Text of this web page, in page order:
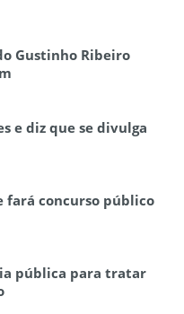
Gustinho Ribeiro
e diz que se divulga
fará concurso público
pública para tratar